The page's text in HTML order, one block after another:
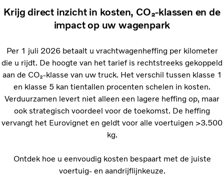
Krijg direct inzicht in kosten, CO₂‑klassen en de
impact op uw wagenpark
Per 1 juli 2026 betaalt u vrachtwagenheffing per kilometer
die u rijdt. De hoogte van het tarief is rechtstreeks gekoppeld
aan de CO₂‑klasse van uw truck. Het verschil tussen klasse 1
en klasse 5 kan tientallen procenten schelen in kosten.
Verduurzamen levert niet alleen een lagere heffing op, maar
ook strategisch voordeel voor de toekomst. De heffing
vervangt het Eurovignet en geldt voor alle voertuigen >3.500
kg.
Ontdek hoe u eenvoudig kosten bespaart met de juiste
voertuig- en aandrijflijnkeuze.